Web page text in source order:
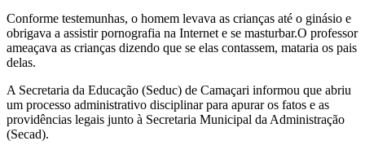
Conforme testemunhas, o homem levava as crianças até o ginásio e
obrigava a assistir pornografia na Internet e se masturbar.O professor
ameaçava as crianças dizendo que se elas contassem, mataria os pais
delas.
A Secretaria da Educação (Seduc) de Camaçari informou que abriu
um processo administrativo disciplinar para apurar os fatos e as
providências legais junto à Secretaria Municipal da Administração
(Secad).